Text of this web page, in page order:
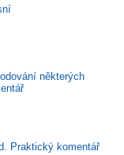
některých
Praktický komentář